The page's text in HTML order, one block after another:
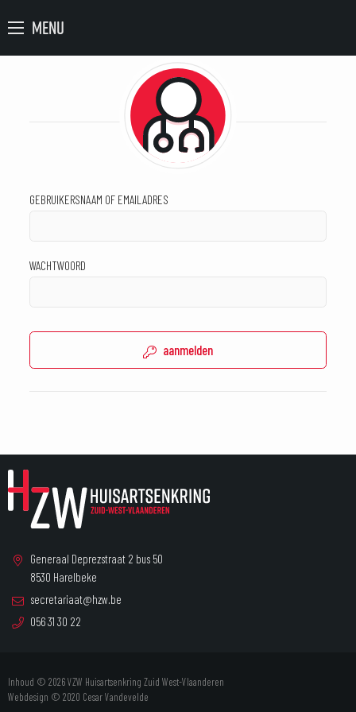
MENU
GEBRUIKERSNAAM OF EMAILADRES
WACHTWOORD
aanmelden
Generaal Deprezstraat 2 bus 50
8530 Harelbeke
secretariaat@hzw.be
056 31 30 22
Inhoud © 2026 VZW Huisartsenkring Zuid West-Vlaanderen
Webdesign © 2020 Cesar Vandevelde